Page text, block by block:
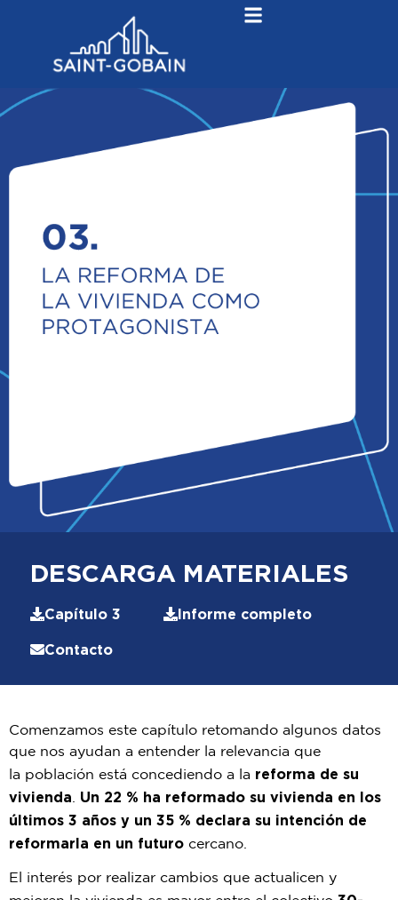
DESCARGA MATERIALES
Capítulo 3 Informe completo
Contacto
Comenzamos este capítulo retomando algunos datos
que nos ayudan a entender la relevancia que
la población está concediendo a la reforma de su
vivienda
Un 22 % ha reformado su vivienda en los
últimos 3 años y un 35 % declara su intención de
reformarla en un futuro cercano.
El interés por realizar cambios que actualicen y